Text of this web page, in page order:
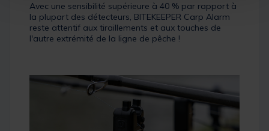
Avec une sensibilité supérieure à 40 % par rapport à
la plupart des détecteurs, BITEKEEPER Carp Alarm
reste attentif aux tiraillements et aux touches de
l'autre extrémité de la ligne de pêche !